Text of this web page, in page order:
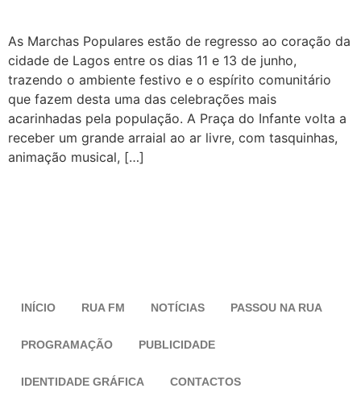
As Marchas Populares estão de regresso ao coração da
cidade de Lagos entre os dias 11 e 13 de junho,
trazendo o ambiente festivo e o espírito comunitário
que fazem desta uma das celebrações mais
acarinhadas pela população. A Praça do Infante volta a
receber um grande arraial ao ar livre, com tasquinhas,
animação musical, […]
INÍCIO RUA FM NOTÍCIAS PASSOU NA RUA
PROGRAMAÇÃO PUBLICIDADE
IDENTIDADE GRÁFICA CONTACTOS